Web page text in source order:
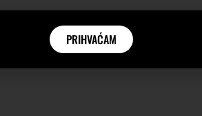
INTERVJUI AKTUALNO
PRIHVAĆAM